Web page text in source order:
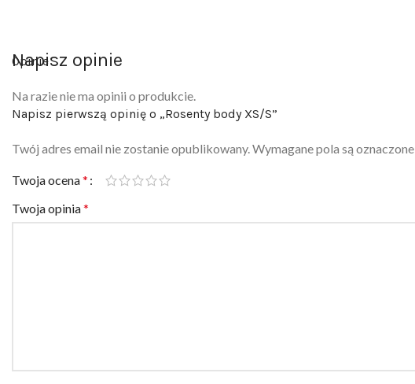
Napisz opinie
Opinie
Na razie nie ma opinii o produkcie.
Napisz pierwszą opinię o „Rosenty body XS/S”
Twój adres email nie zostanie opublikowany.Wymagane pola są oznaczone
Twoja ocena*
Twoja opinia*